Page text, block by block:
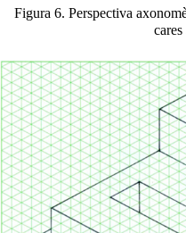
Figura 6. Perspectiva